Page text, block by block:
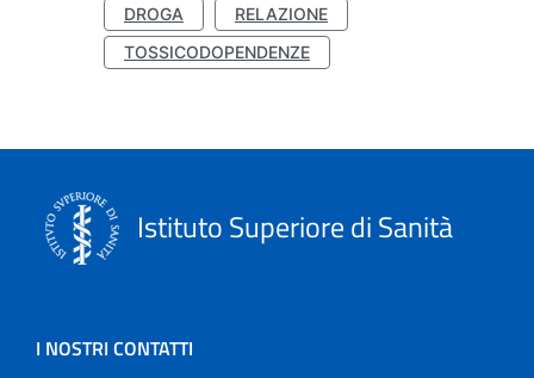
DROGA
RELAZIONE
TOSSICODOPENDENZE
Istituto Superiore di Sanità
I NOSTRI CONTATTI